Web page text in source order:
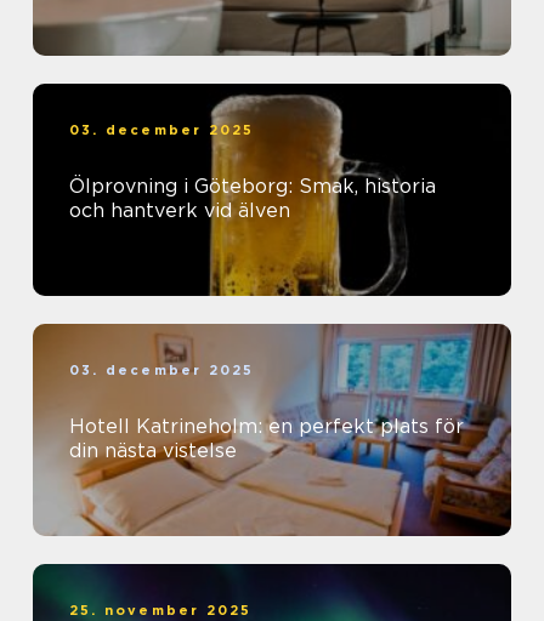
03. december 2025
Ölprovning i Göteborg: Smak, historia
och hantverk vid älven
03. december 2025
Hotell Katrineholm: en perfekt plats för
din nästa vistelse
25. november 2025